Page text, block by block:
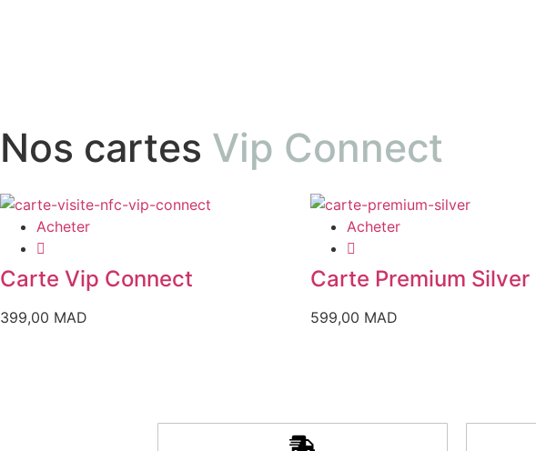
Nos cartes Vip Connect
Acheter
Carte Vip Connect
399,00 MAD
Acheter
Carte Premium Silver
599,00 MAD